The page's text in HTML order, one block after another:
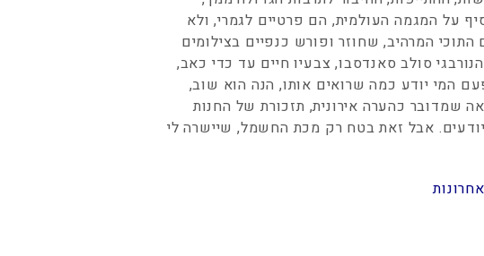
על המגמה העולמית, הם פרטיים לגמרי, ולא
המרהיב, שחוזר ופורש כנפיים בצילומים
סולב סאנדסבו, צבעיו חיים עד כדי כאב,
המי יודע כמה שרואים אותו, הנה הוא שוב,
שמדובר כהערה אירונית, תזכורת של החנות
אבל זאת בטח רק מכת החשמל, שיישרה לי